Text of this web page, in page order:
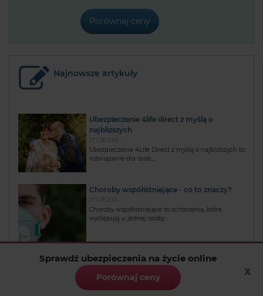
Sprawdź ubezpieczenia na życie online
Porównaj ceny x
Porównaj ceny
Najnowsze artykuły
Ubezpieczenie 4life direct z myślą o
najbliższych
27 CZE 2026
Ubezpieczenie 4Life Direct z myślą o najbliższych to
rozwiązanie dla osób,...
Choroby współistniejące - co to znaczy?
27 CZE 2026
Choroby współistniejące to schorzenia, które
występują u jednej osoby...
Czym jest indeksacja składki?
Indeksacja składki to mechanizm, który pozwala
podnieść wysokość składki...